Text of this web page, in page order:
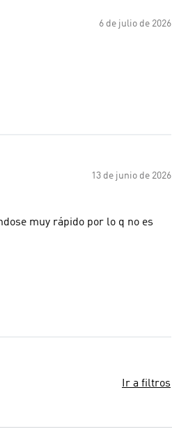
6 de julio de 2026
13 de junio de 2026
muy rápido por lo q no es
Ir a filtros